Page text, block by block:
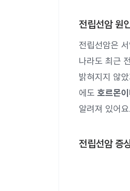
전립선암 원
전립선암은
나라도 최근
밝혀지지 않
에도 호르몬
알려져 있어
전립선암 증